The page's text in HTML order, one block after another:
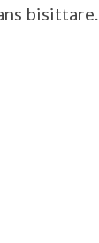
bisittare.